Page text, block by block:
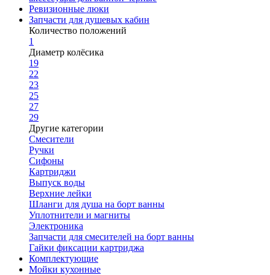
Ревизионные люки
Запчасти для душевых кабин
Количество положений
1
Диаметр колёсика
19
22
23
25
27
29
Другие категории
Смесители
Ручки
Сифоны
Картриджи
Выпуск воды
Верхние лейки
Шланги для душа на борт ванны
Уплотнители и магниты
Электроника
Запчасти для смесителей на борт ванны
Гайки фиксации картриджа
Комплектующие
Мойки кухонные